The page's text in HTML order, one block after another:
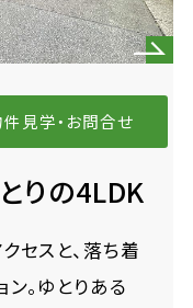
見学・お問合せ
りの4LDK
セスと、落ち着
。ゆとりある